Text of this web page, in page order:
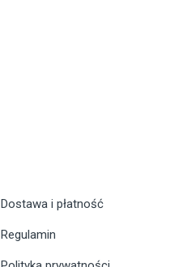
Dostawa i płatność
Regulamin